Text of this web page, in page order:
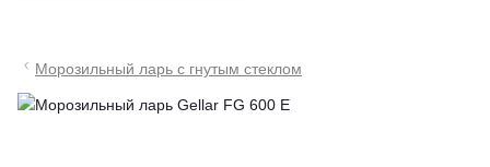
Морозильный ларь с гнутым стеклом